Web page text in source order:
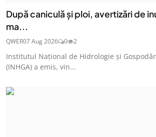
După caniculă și ploi, avertizări de
ma...
QWER07 Aug 2026 0 2
Institutul Naţional de Hidrologie şi
(INHGA) a emis, vin...